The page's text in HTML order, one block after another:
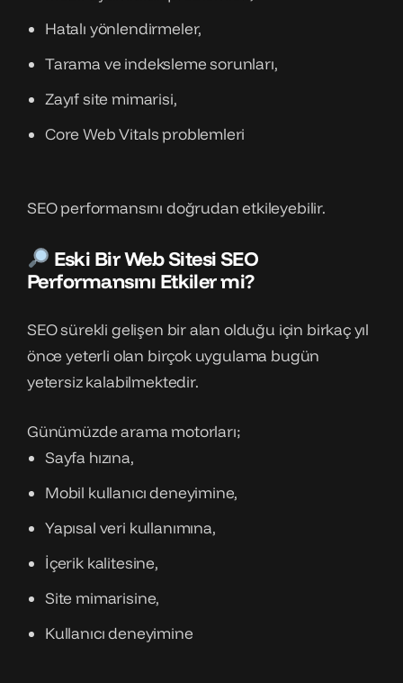
Hatalı yönlendirmeler,
Tarama ve indeksleme sorunları,
Zayıf site mimarisi,
Core Web Vitals problemleri
SEO performansını doğrudan etkileyebilir.
Eski Bir Web Sitesi SEO
Performansını Etkiler mi?
SEO sürekli gelişen bir alan olduğu için birkaç yıl
önce yeterli olan birçok uygulama bugün
yetersiz kalabilmektedir.
Günümüzde arama motorları;
Sayfa hızına,
Mobil kullanıcı deneyimine,
Yapısal veri kullanımına,
İçerik kalitesine,
Site mimarisine,
Kullanıcı deneyimine